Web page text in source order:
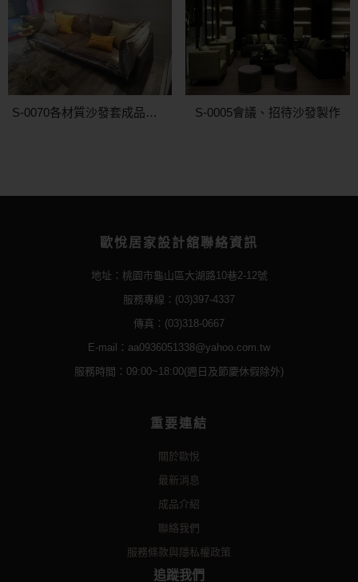
S-0070各材質沙發套成品製作 S-0005會議、招待沙發製作
歐悅居家設計舘聯絡資訊
地址：桃園市龜山區大湖路10巷2-12號
服務專線：(03)397-4337
傳真：(03)318-0667
E-mail：aa0936051338@yahoo.com.tw
服務時間：09:00~18:00(週日及節慶休假除外)
重要連結
關於歐悅
最新消息
成品介紹
聯絡我們
服務條款與隱私權政策
追蹤我們